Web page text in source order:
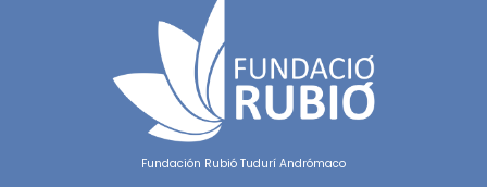
Fundación Rubió Tudurí Andrómaco